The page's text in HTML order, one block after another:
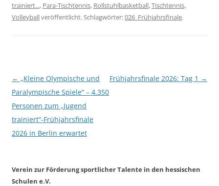
trainiert..., Para-Tischtennis, Rollstuhlbasketball,Tischtennis,
Volleyballveröffentlicht. Schlagwörter:026_Frühjahrsfinale.
Beitragsnavigation
← „Kleine Olympische und
Paralympische Spiele“ – 4.350
Personen zum „Jugend
trainiert“-Frühjahrsfinale
2026 in Berlin erwartet
Frühjahrsfinale 2026: Tag 1 →
Verein zur Förderung sportlicher Talente in den hessischen
Schulen e.V.